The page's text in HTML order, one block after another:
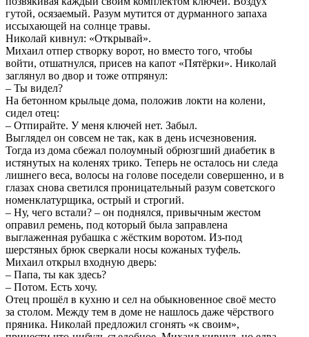
гутой, осязаемый. Разум мутится от дурманного запаха
иссыхающей на солнце травы.
Николай кивнул: «Открывай».
Михаил отпер створку ворот, но вместо того, чтобы
войти, отшатнулся, присев на капот «Пятёрки». Николай
заглянул во двор и тоже отпрянул:
– Ты видел?
На бетонном крыльце дома, положив локти на колени,
сидел отец:
– Отпирайте. У меня ключей нет. Забыл.
Выглядел он совсем не так, как в день исчезновения.
Тогда из дома сбежал полоумный обрюзгший диабетик в
истянутых на коленях трико. Теперь не осталось ни следа
лишнего веса, волосы на голове поседели совершенно, и в
глазах снова светился проницательный разум советского
номенклатурщика, острый и строгий.
– Ну, чего встали? – он поднялся, привычным жестом
оправил ремень, под который была заправлена
выглаженная рубашка с жёстким воротом. Из-под
шерстяных брюк сверкали носы кожаных туфель.
Михаил открыл входную дверь:
– Папа, ты как здесь?
– Потом. Есть хочу.
Отец прошёл в кухню и сел на обыкновенное своё место
за столом. Между тем в доме не нашлось даже чёрствого
пряника. Николай предложил сгонять «к своим»,